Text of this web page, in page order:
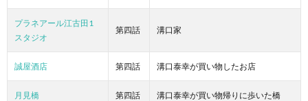
プラネアール江古田1
スタジオ
第四話 溝口家
誠屋酒店 第四話 溝口泰幸が買い物したお店
月見橋 第四話 溝口泰幸が買い物帰りに歩いた橋